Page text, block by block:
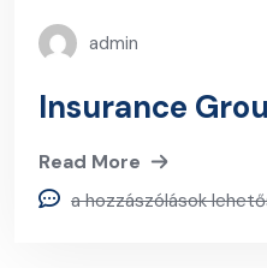
admin
Insurance
Read More
a hozzászólások